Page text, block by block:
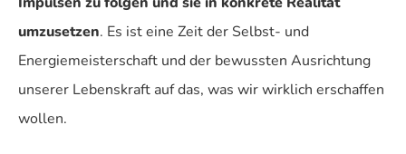
umzusetzen. Es ist eine Zeit der Selbst- und
Energiemeisterschaft und der bewussten Ausrichtung
unserer Lebenskraft auf das, was wir wirklich erschaffen
wollen.